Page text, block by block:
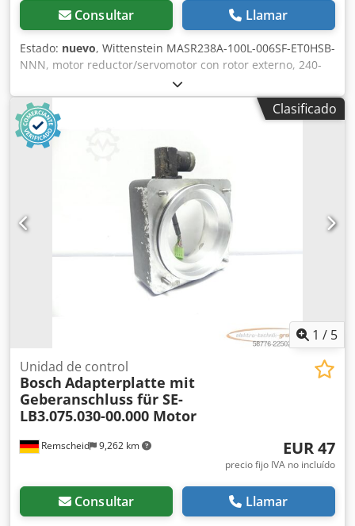
Consultar Llamar
Estado: nuevo, Wittenstein MASR238A-100L-006SF-ET0HSB-
NNN, motor reductor/servomotor con rotor externo, 240-
100, número de serie: 2426819. Artículo nuevo, en buen
estado de conservación, funcionamiento al 100 %, el
alcance del suministro se muestra en las fotos. ATENCIÓN:
¡Solicite por separado los costos de embalaje y envío!
Crsdpfx Adjzr Ddbj Ssf
Clasificado
1 / 5
Remscheid 9,262 km
Unidad de control
Bosch Adapterplatte mit
Geberanschluss für SE-
LB3.075.030-00.000 Motor
EUR 47
precio fijo IVA no incluído
Consultar Llamar